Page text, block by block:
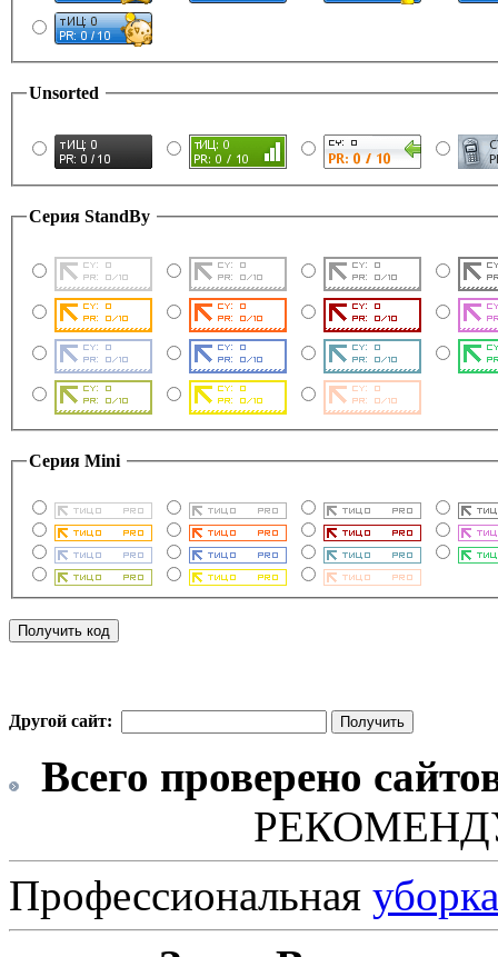
Unsorted
Серия StandBy
Серия Mini
Другой сайт:
Всего проверено
Профессиональная уборка